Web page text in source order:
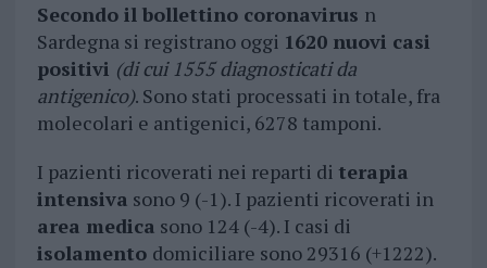
Secondo il bollettino coronavirus n
Sardegna si registrano oggi 1620 nuovi casi
positivi (di cui 1555 diagnosticati da
antigenico). Sono stati processati in totale, fra
molecolari e antigenici, 6278 tamponi.
I pazienti ricoverati nei reparti di terapia
intensiva sono 9 (-1). I pazienti ricoverati in
area medica sono 124 (-4). I casi di
isolamento domiciliare sono 29316 (+1222).